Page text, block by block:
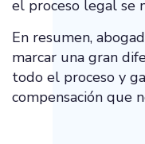
el proceso legal se
En resumen,
marcar una gran
todo el proceso y
compensación que